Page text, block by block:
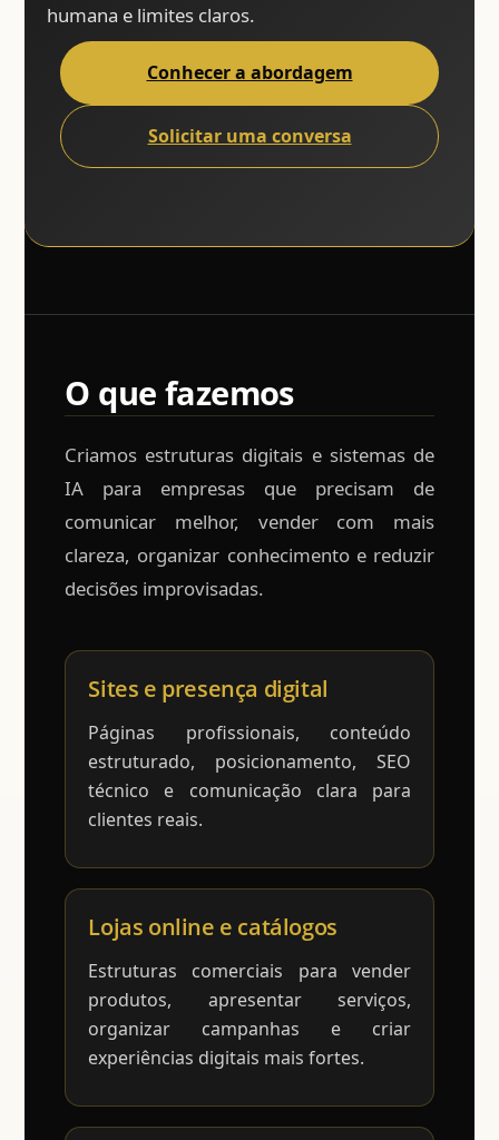
humana e limites claros.
Conhecer a abordagem
Solicitar uma conversa
O que fazemos
Criamos estruturas digitais e sistemas de
IA para empresas que precisam de
comunicar melhor, vender com mais
clareza, organizar conhecimento e reduzir
decisões improvisadas.
Sites e presença digital
Páginas profissionais, conteúdo
estruturado, posicionamento, SEO
técnico e comunicação clara para
clientes reais.
Lojas online e catálogos
Estruturas comerciais para vender
produtos, apresentar serviços,
organizar campanhas e criar
experiências digitais mais fortes.